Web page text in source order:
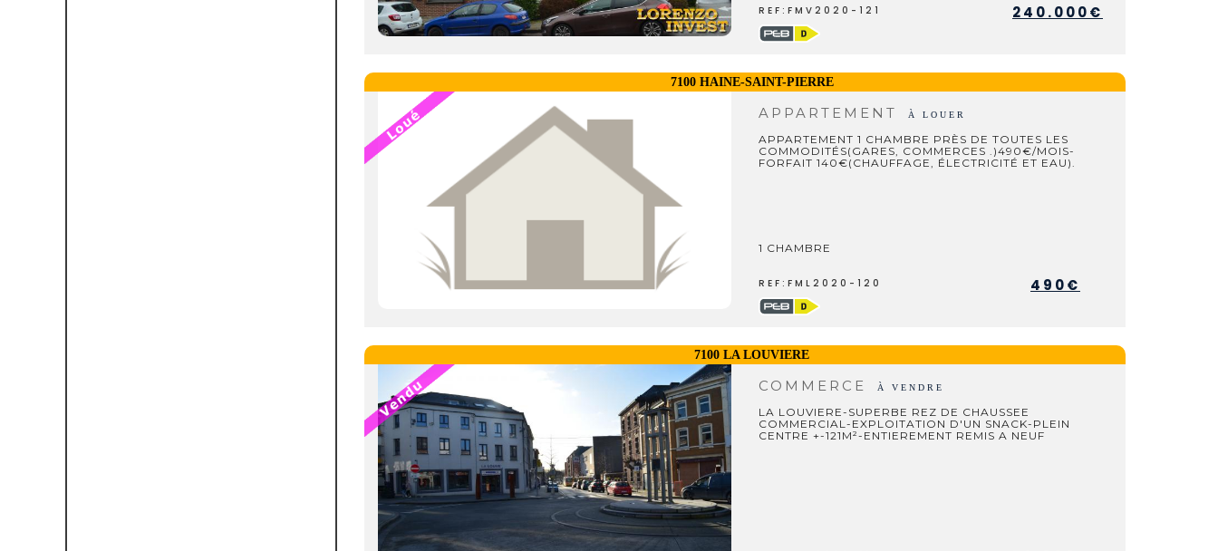
REF:FMV2020-121 240.000€
7100 HAINE-SAINT-PIERRE
APPARTEMENT À LOUER
APPARTEMENT 1 CHAMBRE PRÈS DE TOUTES LES
COMMODITÉS(GARES, COMMERCES .)490€/MOIS-
FORFAIT 140€(CHAUFFAGE, ÉLECTRICITÉ ET EAU).
1 CHAMBRE
REF:FML2020-120 490€
7100 LA LOUVIERE
COMMERCE À VENDRE
LA LOUVIERE-SUPERBE REZ DE CHAUSSEE
COMMERCIAL-EXPLOITATION D'UN SNACK-PLEIN
CENTRE +-121M²-ENTIEREMENT REMIS A NEUF